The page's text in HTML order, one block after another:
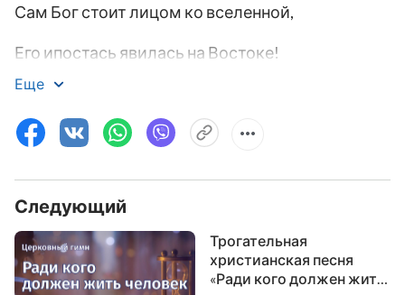
Сам Бог стоит лицом ко вселенной,
Его ипостась явилась на Востоке!
Кто осмелится не склониться перед Ним и не
поклоняться Ему?
Кто осмелится не смотреть вверх на Него с
почтением в сердцах?
Кто осмелится не восхвалять Его и не
Еще
Следующий
Трогательная
христианская песня
«Ради кого должен жить